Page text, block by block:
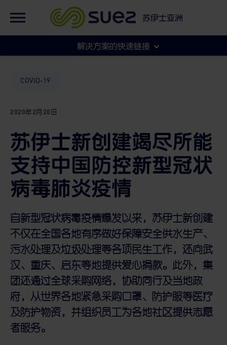
苏伊士亚洲
集团官网
解决方案的快速链接
市政
工商
COVID-19
2020年2月20日
苏伊士新创建竭尽所能
支持中国防控新型冠状
病毒肺炎疫情
自新型冠状病毒疫情爆发以来，苏伊士新创建
不仅在全国各地有序做好保障安全供水生产、
污水处理及垃圾处理等各项民生工作，还向武
汉、重庆、启东等地提供爱心捐款。此外，集
团还通过全球采购网络，协助同行及当地政
府，从世界各地紧急采购口罩、防护服等医疗
及防护物资，并组织员工为各地社区提供志愿
者服务。